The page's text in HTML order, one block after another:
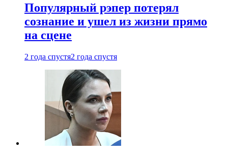
Популярный рэпер потерял
сознание и ушел из жизни прямо
на сцене
2 года спустя2 года спустя